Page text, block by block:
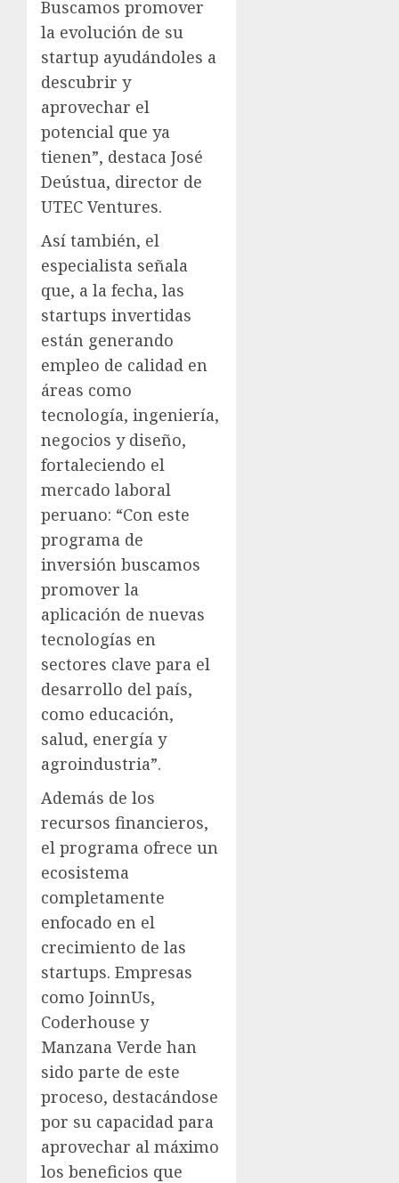
Buscamos promover
la evolución de su
startup ayudándoles a
descubrir y
aprovechar el
potencial que ya
tienen”, destaca José
Deústua, director de
UTEC Ventures.
Así también, el
especialista señala
que, a la fecha, las
startups invertidas
están generando
empleo de calidad en
áreas como
tecnología, ingeniería,
negocios y diseño,
fortaleciendo el
mercado laboral
peruano: “Con este
programa de
inversión buscamos
promover la
aplicación de nuevas
tecnologías en
sectores clave para el
desarrollo del país,
como educación,
salud, energía y
agroindustria”.
Además de los
recursos financieros,
el programa ofrece un
ecosistema
completamente
enfocado en el
crecimiento de las
startups. Empresas
como JoinnUs,
Coderhouse y
Manzana Verde han
sido parte de este
proceso, destacándose
por su capacidad para
aprovechar al máximo
los beneficios que